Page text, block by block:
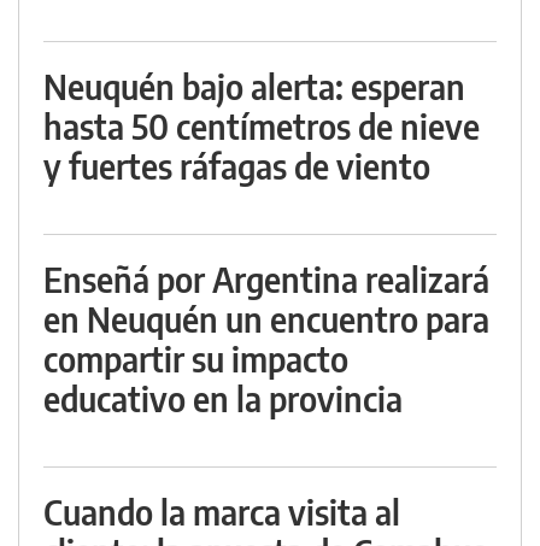
Neuquén bajo alerta: esperan
hasta 50 centímetros de nieve
y fuertes ráfagas de viento
Enseñá por Argentina realizará
en Neuquén un encuentro para
compartir su impacto
educativo en la provincia
Cuando la marca visita al